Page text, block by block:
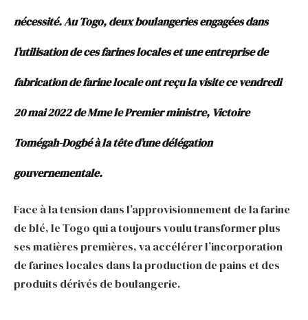
nécessité. Au Togo, deux boulangeries engagées dans
l’utilisation de ces farines locales et une entreprise de
fabrication de farine locale ont reçu la visite ce vendredi
20 mai 2022 de Mme le Premier ministre, Victoire
Tomégah-Dogbé à la tête d’une délégation
gouvernementale.
Face à la tension dans l’approvisionnement de la farine
de blé, le Togo qui a toujours voulu transformer plus
ses matières premières, va accélérer l’incorporation
de farines locales dans la production de pains et des
produits dérivés de boulangerie.